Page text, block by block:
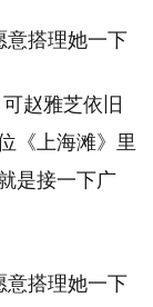
赵雅芝依旧
《上海滩》里
是接一下广